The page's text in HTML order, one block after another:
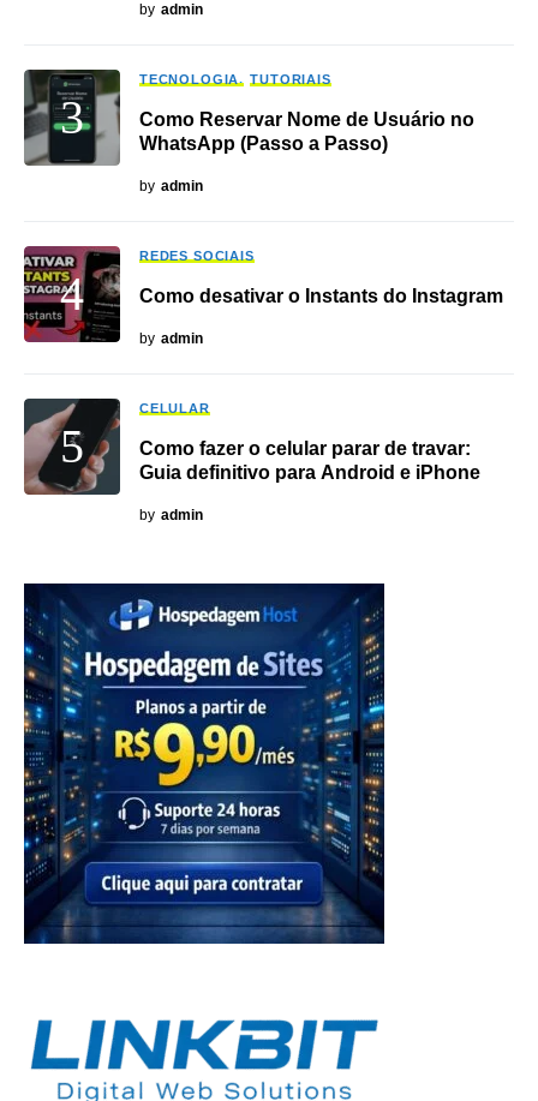
by admin
TECNOLOGIA TUTORIAIS
Como Reservar Nome de Usuário no
WhatsApp (Passo a Passo)
by admin
REDES SOCIAIS
Como desativar o Instants do Instagram
by admin
CELULAR
Como fazer o celular parar de travar:
Guia definitivo para Android e iPhone
by admin